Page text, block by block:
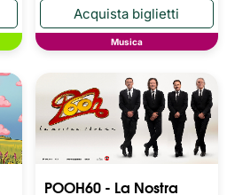
Musica
POOH60 - La Nostra